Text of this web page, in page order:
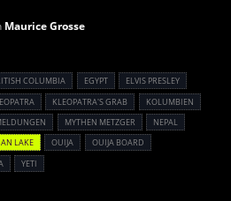
Maurice Grosse
COLUMBIA EGYPT
ELVIS PRESLEY
KLEOPATRA'S GRAB
KOLUMBIEN
MYTHEN METZGER
NEPAL
LAKE OUIJA
OUIJA BOARD
YETI